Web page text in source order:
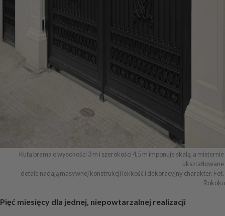
Kuta brama o wysokości 3 m i szerokości 4,5 m imponuje skalą, a misternie
ukształtowane
detale nadają masywnej konstrukcji lekkość i dekoracyjny charakter. Fot.
Rokoko
Pięć miesięcy dla jednej, niepowtarzalnej realizacji